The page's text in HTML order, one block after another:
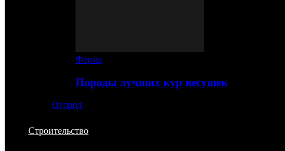
Ферма
Породы лучших кур несушек
Огород
Строительство